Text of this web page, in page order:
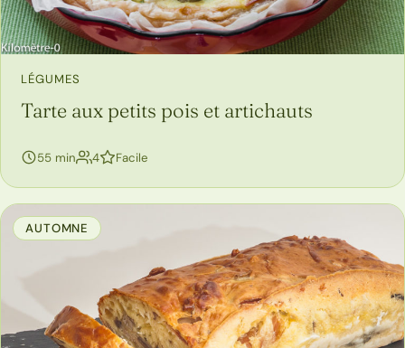
LÉGUMES
Tarte aux petits pois et artichauts
55 min 4personnes
Facile
AUTOMNE